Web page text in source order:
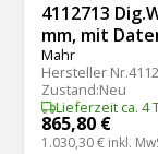
4112713
mm, mit
Mahr
Hersteller Nr.
Zustand:Neu
Lieferzeit ca. 4
865,80 €
1.030,30 € inkl.